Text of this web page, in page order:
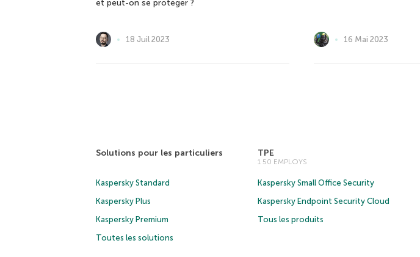
et peut-on se protéger ?
18 Juil 2023 16 Mai 2023
Solutions pour les particuliers
Kaspersky Standard
Kaspersky Plus
Kaspersky Premium
Toutes les solutions
TPE
1 50 EMPLOYS
Kaspersky Small Office Security
Kaspersky Endpoint Security Cloud
Tous les produits